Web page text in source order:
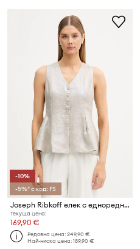
-10%
-5%* с код: FS
Joseph Ribkoff елек с едноредно закопчаване дамски от лен
Текуща цена:
169,90 €
Редовна цена:249,90 €
Най-ниска цена:189,90 €